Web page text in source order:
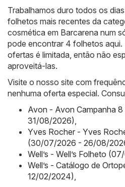
Trabalhamos duro todos os
folhetos mais recentes da
cosmética em Barcarena num
pode encontrar 4 folhetos aqui.
ofertas é limitada, então não
aproveitá-las.
Visite o nosso site com
nenhuma oferta especial.
Avon - Avon Campanha
31/08/2026),
Yves Rocher - Yves
(30/07/2026 - 26/08/
Well’s - Well’s Folheto
Well’s - Catálogo de
12/02/2024),